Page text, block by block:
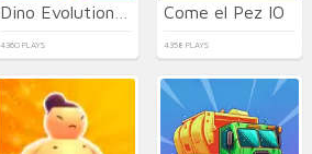
4360 PLAYS
Come el Pez IO
4358 PLAYS